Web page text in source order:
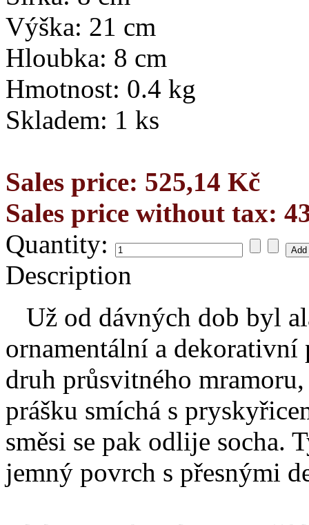
Výška: 21 cm
Hloubka: 8 cm
Hmotnost: 0.4 kg
Skladem: 1 ks
Sales price: 525,14 Kč
Sales price without tax:
Quantity:
Description
Už od dávných dob byl
ornamentální a dekorativní
druh průsvitného
prášku smíchá s
směsi se pak odlije socha.
jemný povrch s přesnými